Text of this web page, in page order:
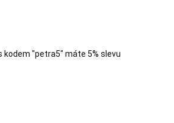
"petra5" máte 5% slevu